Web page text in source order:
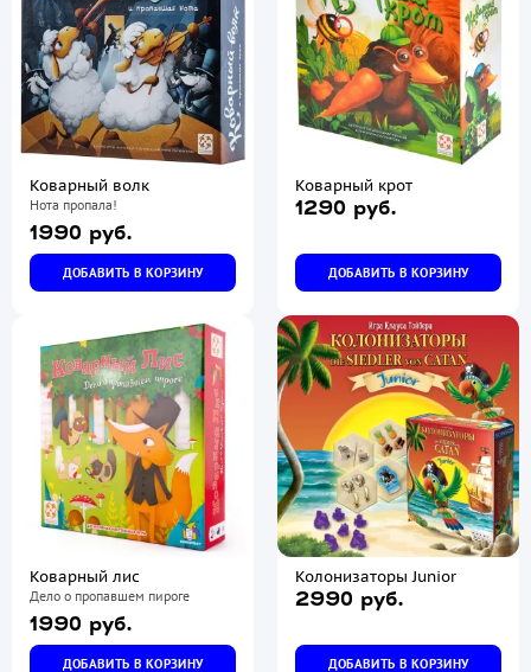
Коварный волк
Нота пропала!
1990 руб.
ДОБАВИТЬ В КОРЗИНУ
Коварный крот
1290 руб.
ДОБАВИТЬ В КОРЗИНУ
Коварный лис
Дело о пропавшем пироге
1990 руб.
ДОБАВИТЬ В КОРЗИНУ
Колонизаторы Junior
2990 руб.
ДОБАВИТЬ В КОРЗИНУ